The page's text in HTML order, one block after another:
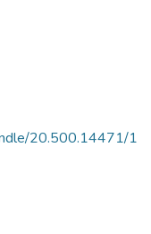
20.500.14471/1